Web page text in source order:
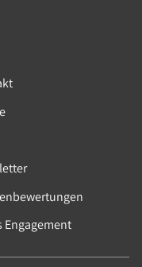
wieder.
ausbleibender
und gute
Investoren
Engagement